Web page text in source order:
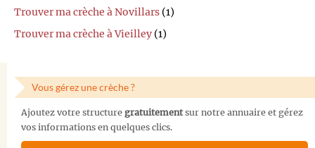
Trouver ma crèche à Novillars (1)
Trouver ma crèche à Vieilley (1)
Vous gérez une crèche ?
Ajoutez votre structure gratuitementsur notre annuaire et gérez
vos informations en quelques clics.